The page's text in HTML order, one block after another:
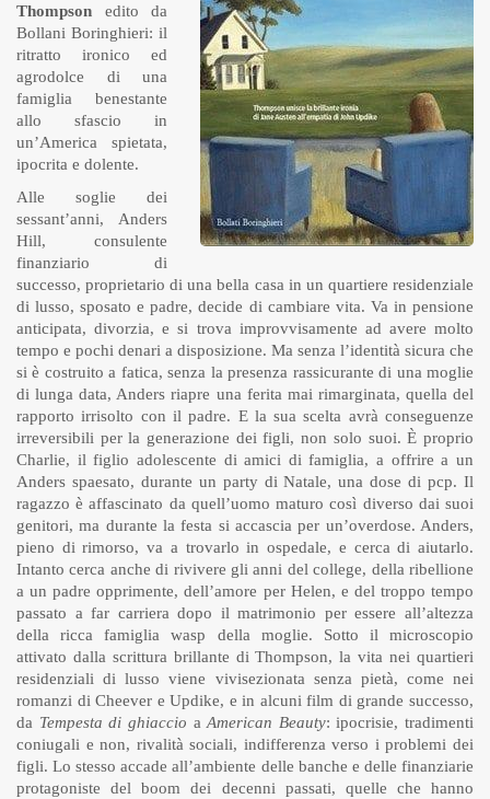
Thompson edito da
Bollani Boringhieri: il
ritratto ironico ed
agrodolce di una
famiglia benestante
allo sfascio in
un’America spietata,
ipocrita e dolente.
Alle soglie dei
sessant’anni, Anders
Hill, consulente
finanziario di
successo, proprietario di una bella casa in un quartiere residenziale
di lusso, sposato e padre, decide di cambiare vita. Va in pensione
anticipata, divorzia, e si trova improvvisamente ad avere molto
tempo e pochi denari a disposizione. Ma senza l’identità sicura che
si è costruito a fatica, senza la presenza rassicurante di una moglie
di lunga data, Anders riapre una ferita mai rimarginata, quella del
rapporto irrisolto con il padre. E la sua scelta avrà conseguenze
irreversibili per la generazione dei figli, non solo suoi. È proprio
Charlie, il figlio adolescente di amici di famiglia, a offrire a un
Anders spaesato, durante un party di Natale, una dose di pcp. Il
ragazzo è affascinato da quell’uomo maturo così diverso dai suoi
genitori, ma durante la festa si accascia per un’overdose. Anders,
pieno di rimorso, va a trovarlo in ospedale, e cerca di aiutarlo.
Intanto cerca anche di rivivere gli anni del college, della ribellione
a un padre opprimente, dell’amore per Helen, e del troppo tempo
passato a far carriera dopo il matrimonio per essere all’altezza
della ricca famiglia wasp della moglie. Sotto il microscopio
attivato dalla scrittura brillante di Thompson, la vita nei quartieri
residenziali di lusso viene vivisezionata senza pietà, come nei
romanzi di Cheever e Updike, e in alcuni film di grande successo,
da Tempesta di ghiaccio aAmerican Beauty: ipocrisie, tradimenti
coniugali e non, rivalità sociali, indifferenza verso i problemi dei
figli. Lo stesso accade all’ambiente delle banche e delle finanziarie
protagoniste del boom dei decenni passati, quelle che hanno